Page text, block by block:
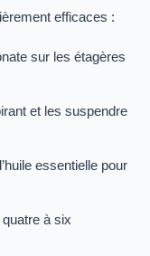
efficaces :
sur les étagères
et les suspendre
essentielle pour
à six